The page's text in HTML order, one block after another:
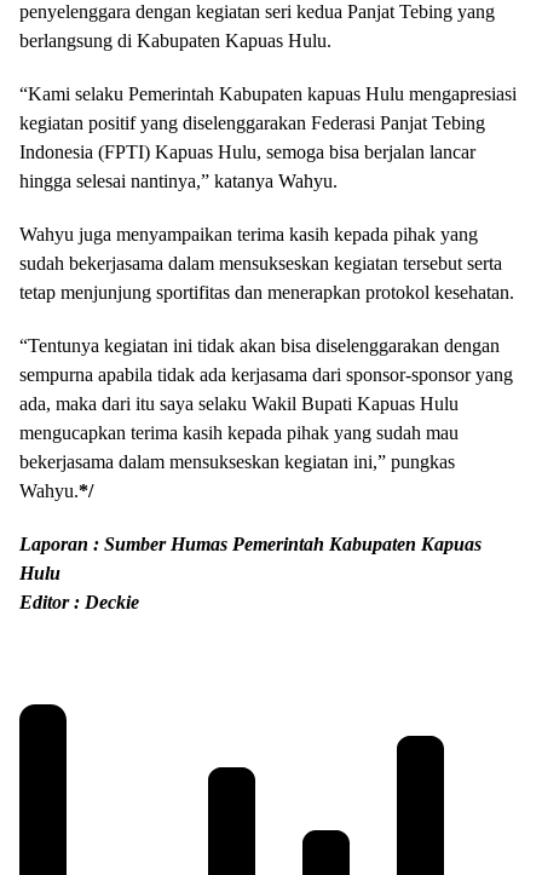
penyelenggara dengan kegiatan seri kedua Panjat Tebing yang
berlangsung di Kabupaten Kapuas Hulu.
“Kami selaku Pemerintah Kabupaten kapuas Hulu mengapresiasi
kegiatan positif yang diselenggarakan Federasi Panjat Tebing
Indonesia (FPTI) Kapuas Hulu, semoga bisa berjalan lancar
hingga selesai nantinya,” katanya Wahyu.
Wahyu juga menyampaikan terima kasih kepada pihak yang
sudah bekerjasama dalam mensukseskan kegiatan tersebut serta
tetap menjunjung sportifitas dan menerapkan protokol kesehatan.
“Tentunya kegiatan ini tidak akan bisa diselenggarakan dengan
sempurna apabila tidak ada kerjasama dari sponsor-sponsor yang
ada, maka dari itu saya selaku Wakil Bupati Kapuas Hulu
mengucapkan terima kasih kepada pihak yang sudah mau
bekerjasama dalam mensukseskan kegiatan ini,” pungkas
Wahyu.*/
Laporan : Sumber Humas Pemerintah Kabupaten Kapuas
Hulu
Editor : Deckie